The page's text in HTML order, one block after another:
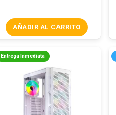
AÑADIR AL CARRITO
Entrega Inmediata